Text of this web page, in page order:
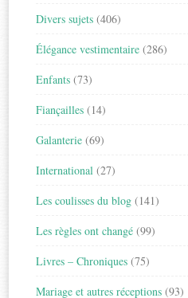
Divers sujets (406)
Élégance vestimentaire (286)
Enfants (73)
Fiançailles (14)
Galanterie (69)
International (27)
Les coulisses du blog (141)
Les règles ont changé (99)
Livres – Chroniques (75)
Mariage et autres réceptions (93)